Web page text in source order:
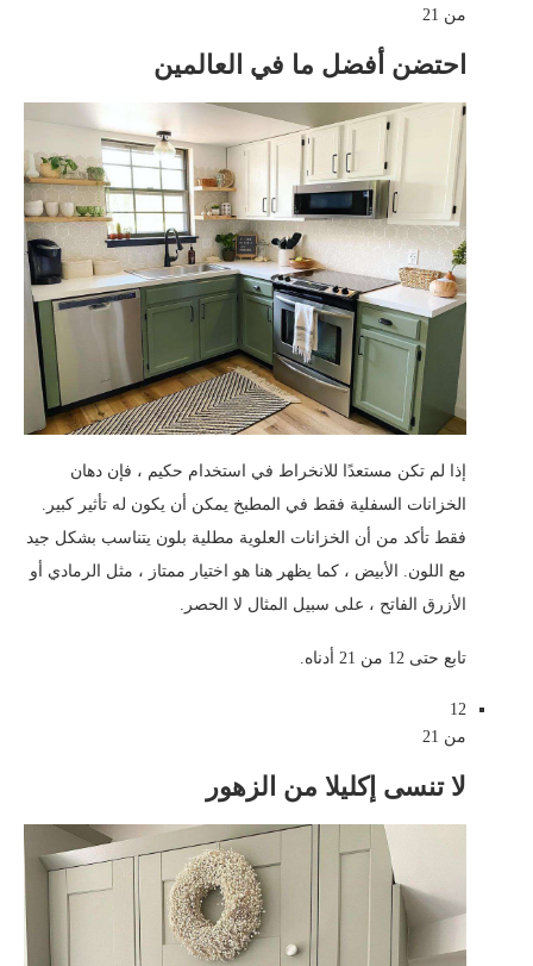
من 21
احتضن أفضل ما في العالمين
إذا لم تكن مستعدًا للانخراط في استخدام حكيم ، فإن دهان
الخزانات السفلية فقط في المطبخ يمكن أن يكون له تأثير كبير.
فقط تأكد من أن الخزانات العلوية مطلية بلون يتناسب بشكل جيد
مع اللون. الأبيض ، كما يظهر هنا هو اختيار ممتاز ، مثل الرمادي أو
الأزرق الفاتح ، على سبيل المثال لا الحصر.
تابع حتى 12 من 21 أدناه.
12
من 21
لا تنسى إكليلا من الزهور